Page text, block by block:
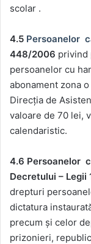
scolar .
4.5 Persoanelor
448/2006 privind
persoanelor cu
abonament zona
Direcția de
valoare de 70 lei,
calendaristic.
4.6 Persoanelor
Decretului – Legii
drepturi
dictatura
precum şi celor
prizonieri,